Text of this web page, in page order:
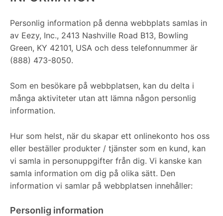
Personlig information på denna webbplats samlas in
av Eezy, Inc., 2413 Nashville Road B13, Bowling
Green, KY 42101, USA och dess telefonnummer är
(888) 473-8050.
Som en besökare på webbplatsen, kan du delta i
många aktiviteter utan att lämna någon personlig
information.
Hur som helst, när du skapar ett onlinekonto hos oss
eller beställer produkter / tjänster som en kund, kan
vi samla in personuppgifter från dig. Vi kanske kan
samla information om dig på olika sätt. Den
information vi samlar på webbplatsen innehåller:
Personlig information